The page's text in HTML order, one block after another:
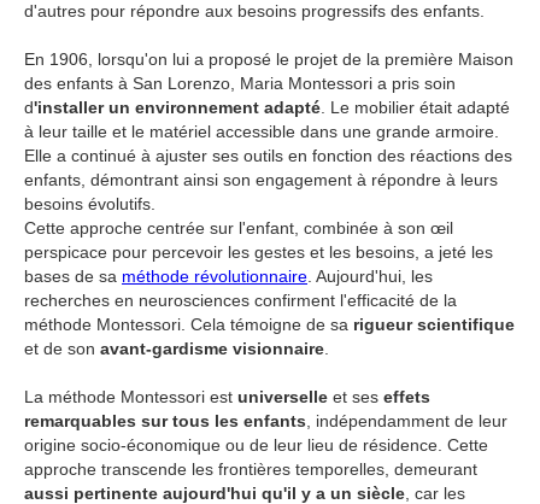
d'autres pour répondre aux besoins progressifs des enfants.
En 1906, lorsqu'on lui a proposé le projet de la première Maison
des enfants à San Lorenzo, Maria Montessori a pris soin
d'installer un environnement adapté . Le mobilier était adapté
à leur taille et le matériel accessible dans une grande armoire.
Elle a continué à ajuster ses outils en fonction des réactions des
enfants, démontrant ainsi son engagement à répondre à leurs
besoins évolutifs.
Cette approche centrée sur l'enfant, combinée à son œil
perspicace pour percevoir les gestes et les besoins, a jeté les
bases de sa méthode révolutionnaire . Aujourd'hui, les
recherches en neurosciences confirment l'efficacité de la
méthode Montessori. Cela témoigne de sa rigueur scientifique
et de son avant-gardisme visionnaire
La méthode Montessori est universelle et ses effets
remarquables sur tous les enfants , indépendamment de leur
origine socio-économique ou de leur lieu de résidence. Cette
approche transcende les frontières temporelles, demeurant
aussi pertinente aujourd'hui qu'il y a un siècle , car les